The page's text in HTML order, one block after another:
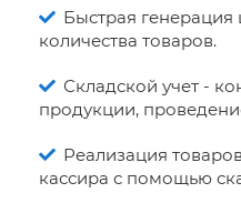
Быстрая
количества товаров.
Складской учет -
продукции,
Реализация
кассира с помощью